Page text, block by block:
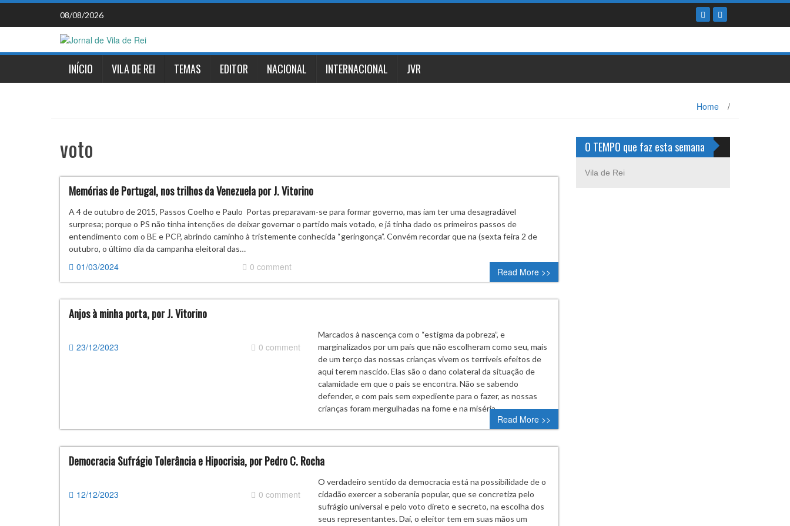
Skip
content
08/08/2026
INÍCIO VILA DE REI TEMAS EDITOR NACIONAL INTERNACIONAL JVR
Home /
voto
Memórias de Portugal, nos trilhos da Venezuela por J. Vitorino
A 4 de outubro de 2015, Passos Coelho e Paulo Portas preparavam-se para formar governo, mas iam ter uma desagradável
surpresa; porque o PS não tinha intenções de deixar governar o partido mais votado, e já tinha dado os primeiros passos de
entendimento com o BE e PCP, abrindo caminho à tristemente conhecida “geringonça”. Convém recordar que na (sexta feira 2 de
outubro, o último dia da campanha eleitoral das…
01/03/2024 0 comment Read More >>
Anjos à minha porta, por J. Vitorino
23/12/2023 0 comment
Marcados à nascença com o “estigma da pobreza”, e
marginalizados por um país que não escolheram como seu, mais
de um terço das nossas crianças vivem os terríveis efeitos de
aqui terem nascido. Elas são o dano colateral da situação de
calamidade em que o país se encontra. Não se sabendo
defender, e com pais sem expediente para o fazer, as nossas
crianças foram mergulhadas na fome e na miséria…
Read More >>
Democracia Sufrágio Tolerância e Hipocrisia, por Pedro C. Rocha
12/12/2023 0 comment
O verdadeiro sentido da democracia está na possibilidade de o
cidadão exercer a soberania popular, que se concretiza pelo
sufrágio universal e pelo voto direto e secreto, na escolha dos
seus representantes. Daí, o eleitor tem em suas mãos um
O TEMPO que faz esta semana
Vila de Rei